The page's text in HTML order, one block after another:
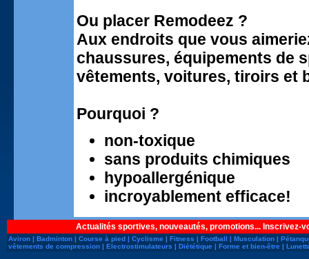
Ou placer Remodeez ?
Aux endroits que vous
chaussures, équipements de
vêtements, voitures, tiroirs et
Pourquoi ?
non-toxique
sans produits chimiques
hypoallergénique
incroyablement efficace!
Actualités sportives, nouveautés, promotions... Inscrivez-
Aviron | Badminton | Course à pied | Cyclisme | Fitness | Football | Musculation |
vêtements de compression | Electrostimulateurs | Diététique | Forme et bien-être |